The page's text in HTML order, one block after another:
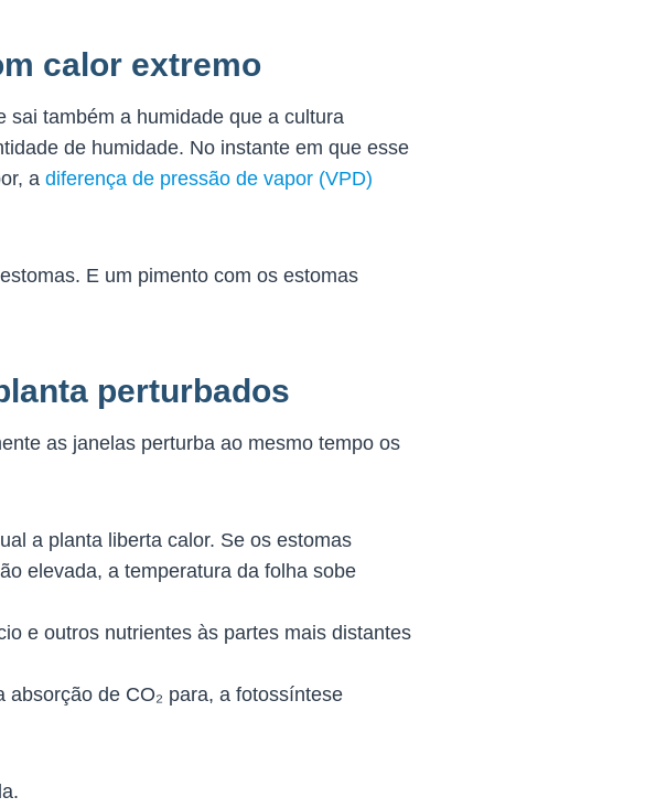
calor extremo
sai também a humidade que a cultura
de humidade. No instante em que esse
a diferença de pressão de vapor (VPD)
E um pimento com os estomas
perturbados
as janelas perturba ao mesmo tempo os
a planta liberta calor. Se os estomas
elevada, a temperatura da folha sobe
e outros nutrientes às partes mais distantes
de CO₂ para, a fotossíntese